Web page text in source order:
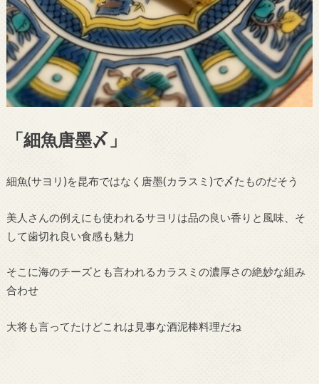
「細魚唐墨〆」
細魚(サヨリ)を昆布ではなく唐墨(カラスミ)で〆たものだそう
美人さんの例えにも使われるサヨリは品の良い香りと風味、そ
して歯切れ良い食感も魅力
そこに海のチーズとも言われるカラスミの濃厚さの絶妙な組み
合わせ
大将も言ってたけどこれは見事な酒泥棒料理だね